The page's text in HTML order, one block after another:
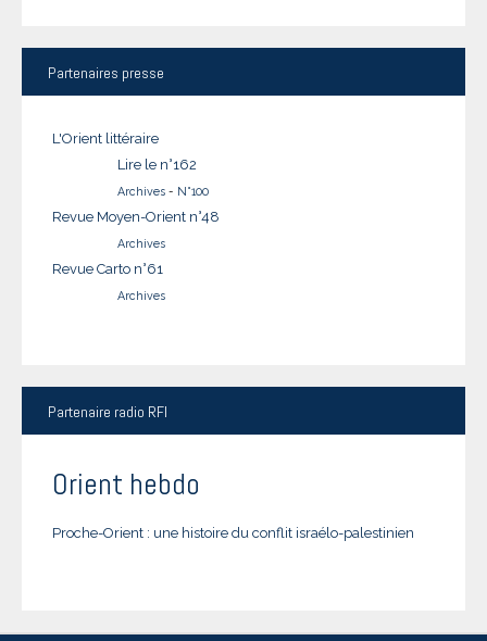
Partenaires presse
L'Orient littéraire
Lire le n°162
Archives - N°100
Revue Moyen-Orient n°48
Archives
Revue Carto n°61
Archives
Partenaire radio RFI
Orient hebdo
Proche-Orient : une histoire du conflit israélo-palestinien